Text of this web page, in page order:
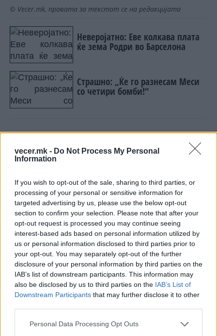
vecer.mk - Do Not Process My Personal
Information
If you wish to opt-out of the sale, sharing to third parties, or
processing of your personal or sensitive information for
targeted advertising by us, please use the below opt-out
section to confirm your selection. Please note that after your
opt-out request is processed you may continue seeing
interest-based ads based on personal information utilized by
us or personal information disclosed to third parties prior to
your opt-out. You may separately opt-out of the further
disclosure of your personal information by third parties on the
IAB’s list of downstream participants. This information may
also be disclosed by us to third parties on the IAB’s List of
Downstream Participants that may further disclose it to other
Personal Data Processing Opt Outs
© Vecer.mk, правата за текстот се на редакцијата
Неверојатно: Еве колкава плата
ќе зема Родри во Барселона
Страшно: „Ќе го разнесам Меси
со четири бомби!“
НАЈЧИТАНИ ВО ПОСЛЕДНИ 7 ДЕНА
СЕ СПРЕМА МЕТЕОРОЛОШКИ
ХАОС ЗА ЗИМАТА 2026/2027
ИСТОРИСКО ОБЕДИНУВАЊЕ НА
МАКЕДОНЦИТЕ ВО СРБИЈА:
ФОРМИРАН МАКЕДОНСКИОТ
НАЦИОНАЛЕН СОЈУЗ
Ахмети кажа што го мачи:
СЛУШАМ, САКААТ ДА СЕ СУДИ
ЗА ВОЕНИТЕ ЗЛОСТРОСТВА НА
УЧК...
УЛЦИЊ Е АЛБАНСКИ, ЌЕ ГО
ОСЛОБОДИМЕ- Скандалозна
Црна Гора
ТЕМПЕРАТУРАТА ВО СРЕДА ЌЕ
БИДЕ ЗА НА ЛЕКАР, а потоа...